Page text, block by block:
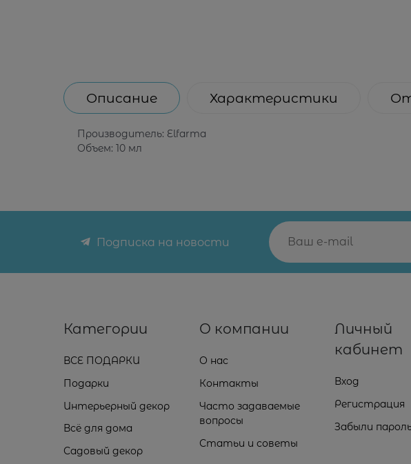
Описание Характеристики
Производитель: Elfarma
Объем: 10 мл
Подписка на новости
Категории
ВСЕ ПОДАРКИ
Подарки
Интерьерный декор
Всё для дома
Садовый декор
О компании
О нас
Контакты
Часто задаваемые
вопросы
Статьи и советы
Личный
кабинет
Вход
Регистрация
Забыли